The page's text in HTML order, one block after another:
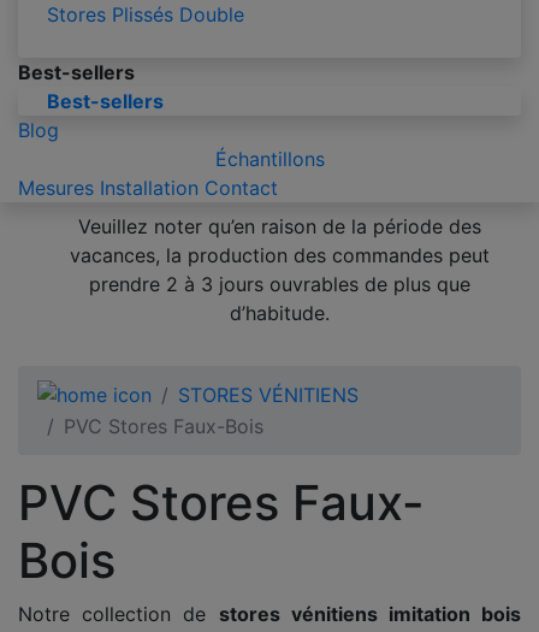
Stores Plissés Double
Best-sellers
Best-sellers
Blog
Échantillons
Mesures Installation Contact
Veuillez noter qu’en raison de la période des
vacances, la production des commandes peut
prendre 2 à 3 jours ouvrables de plus que
d’habitude.
STORES VÉNITIENS
PVC Stores Faux-Bois
PVC Stores Faux-
Bois
Notre collection de stores vénitiens imitation bois